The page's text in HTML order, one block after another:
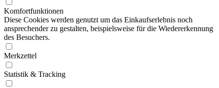
Komfortfunktionen
Diese Cookies werden genutzt um das Einkaufserlebnis noch
ansprechender zu gestalten, beispielsweise für die Wiedererkennung
des Besuchers.
Merkzettel
Statistik & Tracking